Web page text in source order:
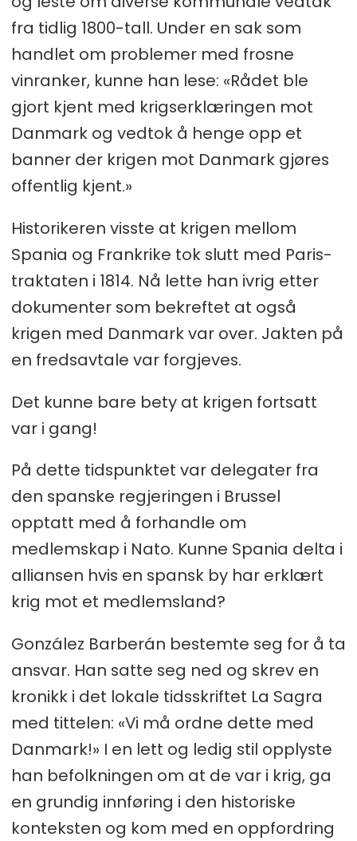
fra tidlig 1800-tall. Under en sak som
handlet om problemer med frosne
vinranker, kunne han lese: «Rådet ble
gjort kjent med krigserklæringen mot
Danmark og vedtok å henge opp et
banner der krigen mot Danmark gjøres
offentlig kjent.»
Historikeren visste at krigen mellom
Spania og Frankrike tok slutt med Paris-
traktaten i 1814. Nå lette han ivrig etter
dokumenter som bekreftet at også
krigen med Danmark var over. Jakten på
en fredsavtale var forgjeves.
Det kunne bare bety at krigen fortsatt
var i gang!
På dette tidspunktet var delegater fra
den spanske regjeringen i Brussel
opptatt med å forhandle om
medlemskap i Nato. Kunne Spania delta i
alliansen hvis en spansk by har erklært
krig mot et medlemsland?
González Barberán bestemte seg for å ta
ansvar. Han satte seg ned og skrev en
kronikk i det lokale tidsskriftet La Sagra
med tittelen: «Vi må ordne dette med
Danmark!» I en lett og ledig stil opplyste
han befolkningen om at de var i krig, ga
en grundig innføring i den historiske
konteksten og kom med en oppfordring